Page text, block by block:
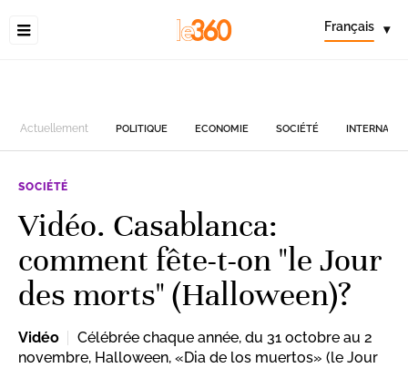
Français ▾
Actuellement POLITIQUE ECONOMIE SOCIÉTÉ
SOCIÉTÉ
Vidéo. Casablanca:
comment fête-t-on "le Jour
des morts" (Halloween)?
Vidéo
Célébrée chaque année, du 31 octobre au 2
novembre, Halloween, «Dia de los muertos» (le Jour